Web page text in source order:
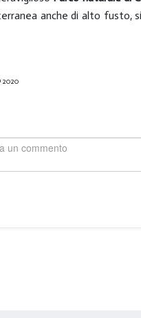
anche di alto fusto,
2020